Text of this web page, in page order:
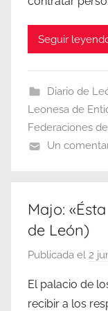
Seguir
Diario de
Leonesa de
Federaciones
Un
Majo:
de León)
Publicada el 2
El palacio de
recibir a los